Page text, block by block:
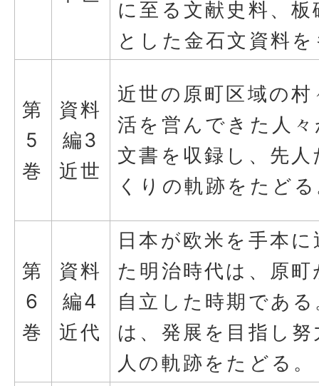
に至る文献史料、
とした金石文資料
第
5
巻
資料
編3
近世
近世の原町区域の
活を営んできた人
文書を収録し、先
くりの軌跡をたど
第
6
巻
資料
編4
近代
日本が欧米を手本
た明治時代は、原
自立した時期であ
は、発展を目指し
人の軌跡をたどる。